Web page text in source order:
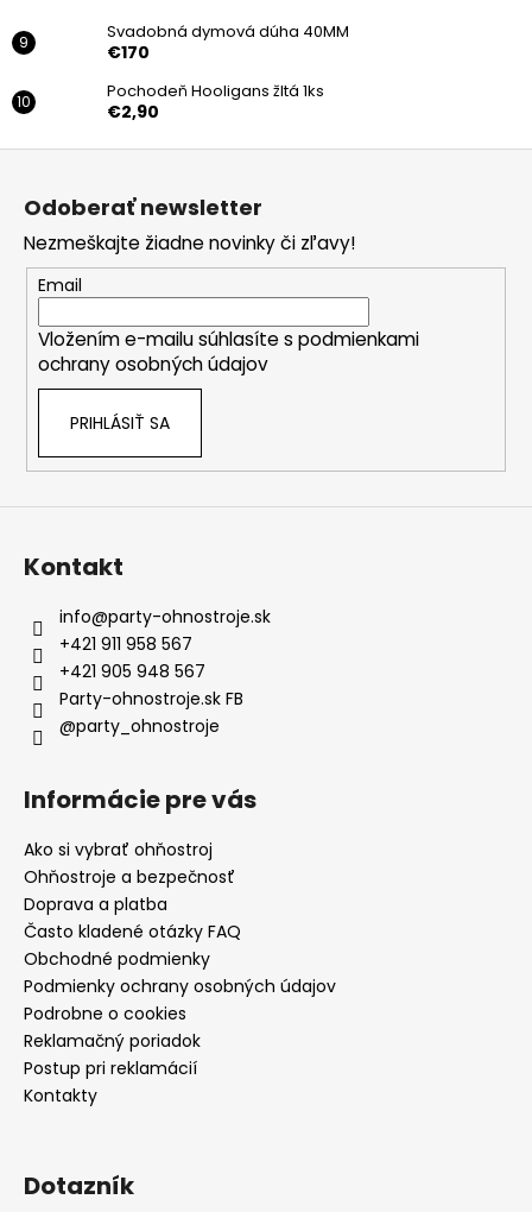
Svadobná dymová dúha 40MM
€170
Pochodeň Hooligans žltá 1ks
€2,90
Odoberať newsletter
Nezmeškajte žiadne novinky či zľavy!
Email
Vložením e-mailu súhlasíte s podmienkami
ochrany osobných údajov
PRIHLÁSIŤ SA
Kontakt
info@party-ohnostroje.sk
+421 911 958 567
+421 905 948 567
Party-ohnostroje.sk FB
@party_ohnostroje
Informácie pre vás
Ako si vybrať ohňostroj
Ohňostroje a bezpečnosť
Doprava a platba
Často kladené otázky FAQ
Obchodné podmienky
Podmienky ochrany osobných údajov
Podrobne o cookies
Reklamačný poriadok
Postup pri reklamácií
Kontakty
Dotazník